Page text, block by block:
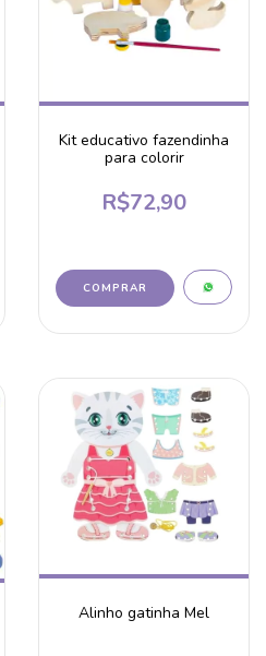
Kit educativo fazendinha
para colorir
R$72,90
Alinho gatinha Mel